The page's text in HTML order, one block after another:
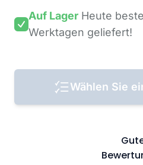
Auf Lager Heute
Werktagen geliefert!
Wählen Sie